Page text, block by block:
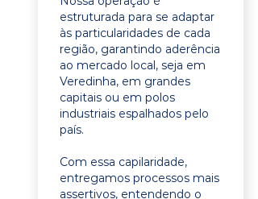
estruturada para se adaptar
às particularidades de cada
região, garantindo aderência
ao mercado local, seja em
Veredinha, em grandes
capitais ou em polos
industriais espalhados pelo
país.
Com essa capilaridade,
entregamos processos mais
assertivos, entendendo o